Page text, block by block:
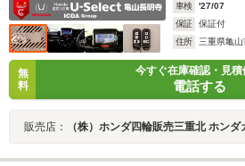
車検
'27/07
保証
保証付
住所
三重県亀山
無
料
今すぐ在庫確認・見積
電話する
販売店： （株）ホンダ四輪販売三重北 ホンダカーズ三重北